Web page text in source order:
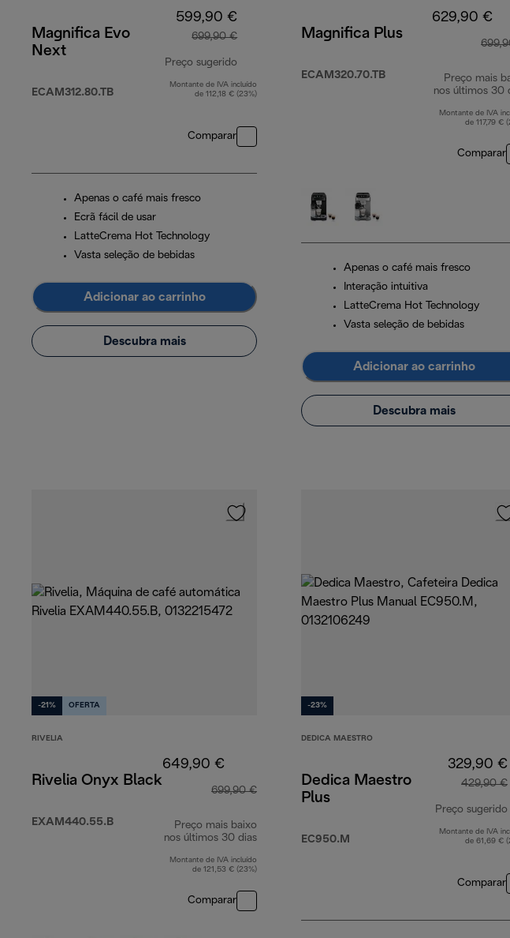
Magnifica Evo
Next
ECAM312.80.TB
599,90 €
699,90 €
Preço sugerido
preço original 699,90 €
Montante de IVA incluído
de 112,18 € (23%)
Comparar
Apenas o café mais fresco
Ecrã fácil de usar
LatteCrema Hot Technology
Vasta seleção de bebidas
Adicionar ao carrinho
Descubra mais
Magnifica Plus
ECAM320.70.TB
629,90 €
Preço mais
nos últimos 30
Montante de IVA
de 117,79 €
Comparar
Apenas o café mais fresco
Interação intuitiva
LatteCrema Hot Technology
Vasta seleção de bebidas
Adicionar ao carrinho
Descubra mais
-21% OFERTA
RIVELIA
Rivelia Onyx Black
EXAM440.55.B
649,90 €
699,90 €
Preço mais baixo
nos últimos 30 dias
Montante de IVA incluído
de 121,53 € (23%)
Comparar
-23%
DEDICA MAESTRO
Dedica Maestro
Plus
EC950.M
329,90 €
429,90 €
Preço sugerido
Montante de IVA
de 61,69 €
Comparar